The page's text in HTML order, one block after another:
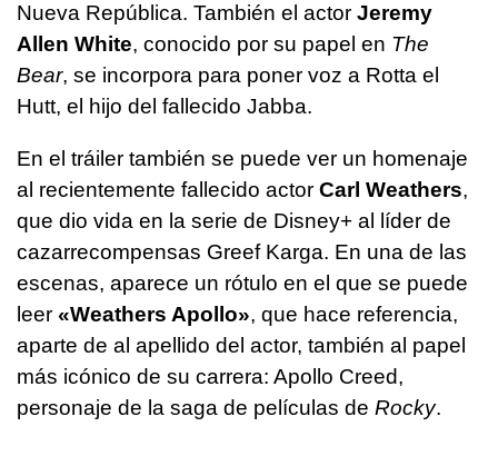
Nueva República. También el actor Jeremy
Allen White, conocido por su papel en The
Bear, se incorpora para poner voz a Rotta el
Hutt, el hijo del fallecido Jabba.
En el tráiler también se puede ver un homenaje
al recientemente fallecido actor Carl Weathers,
que dio vida en la serie de Disney+ al líder de
cazarrecompensas Greef Karga. En una de las
escenas, aparece un rótulo en el que se puede
leer «Weathers Apollo», que hace referencia,
aparte de al apellido del actor, también al papel
más icónico de su carrera: Apollo Creed,
personaje de la saga de películas de Rocky.